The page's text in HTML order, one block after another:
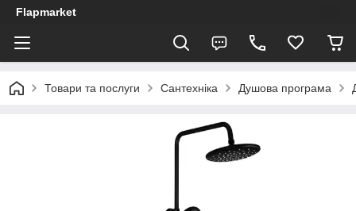
Flapmarket
Товари та послуги Сантехніка Душова програма